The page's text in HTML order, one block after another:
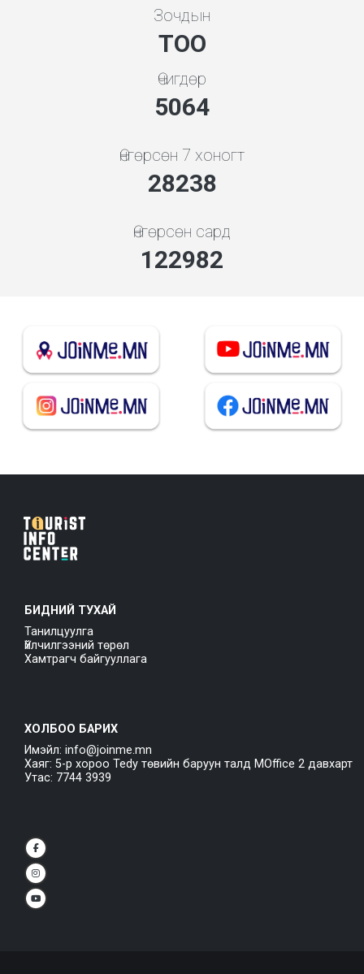
Зочдын
ТОО
Өчигдөр
5453
Өнгөрсөн 7 хоногт
30410
Өнгөрсөн сард
132442
БИДНИЙ ТУХАЙ
Танилцуулга
Үйлчилгээний төрөл
Хамтрагч байгууллага
ХОЛБОО БАРИХ
Имэйл: info@joinme.mn
Хаяг: 5-р хороо Tedy төвийн баруун талд MOffice 2 давхарт
Утас: 7744 3939